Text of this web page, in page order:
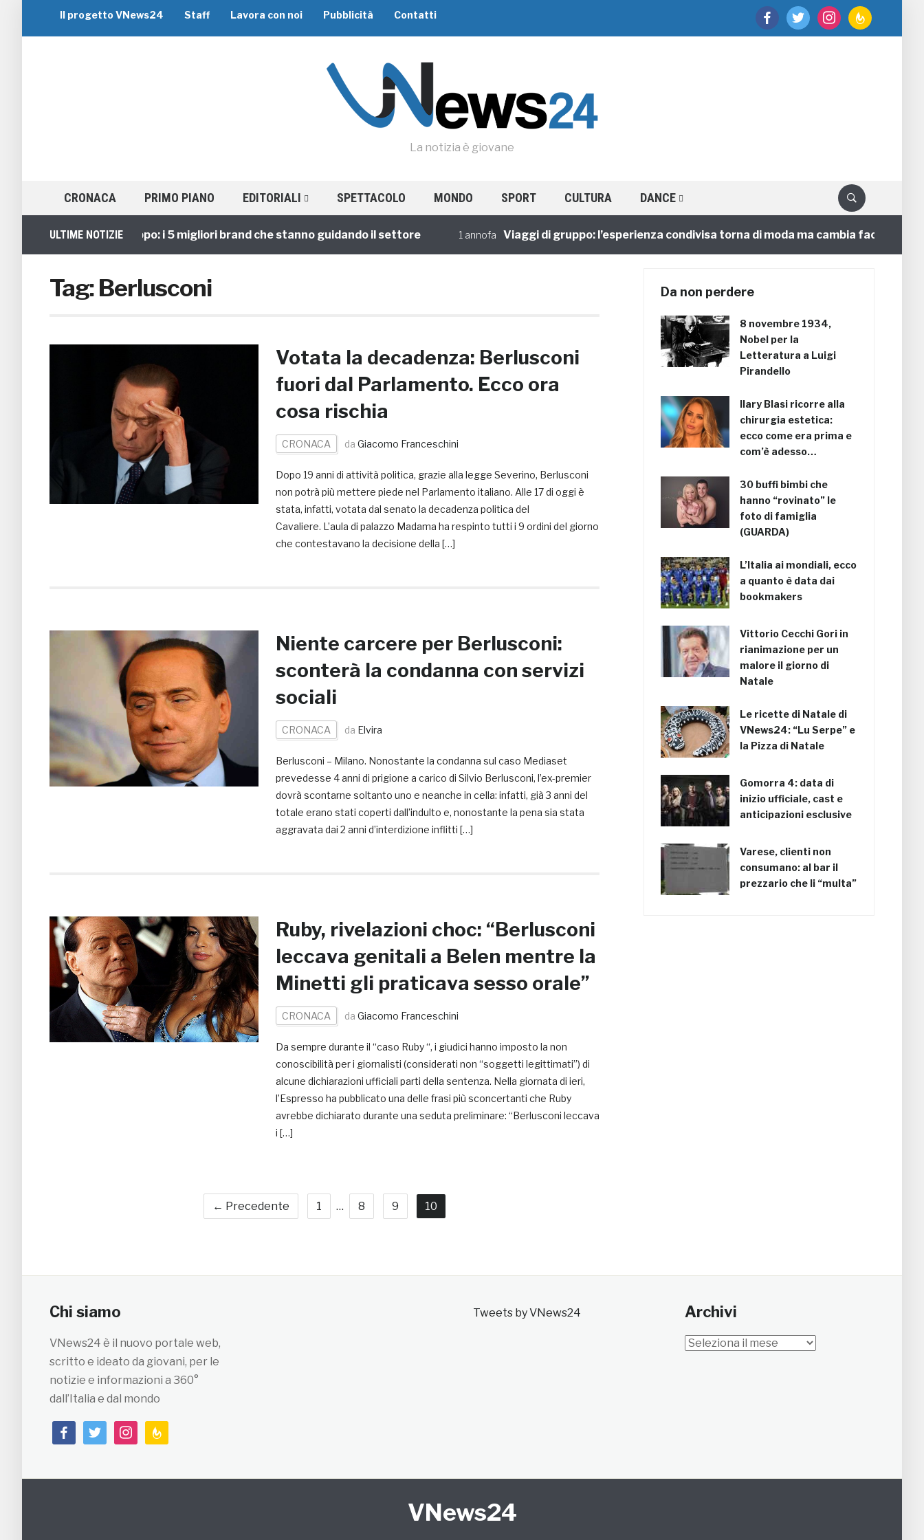
facebooktwitter instagramfeedburner
Il progetto VNews24 Staff Lavora con noi Pubblicità Contatti
La notizia è giovane
CRONACA PRIMO PIANO EDITORIALI SPETTACOLO MONDO SPORT CULTURA DANCE
ULTIME NOTIZIE
Viaggi di Gruppo: i 5 migliori brand che stanno guidando il settore 1 annofa Viaggi di gruppo: l’esperienza condivisa torna di moda ma cambia faccia
Tag:Berlusconi
Votata la decadenza: Berlusconi
fuori dal Parlamento. Ecco ora
cosa rischia
CRONACA da Giacomo Franceschini
Dopo 19 anni di attività politica, grazie alla legge Severino, Berlusconi
non potrà più mettere piede nel Parlamento italiano. Alle 17 di oggi è
stata, infatti, votata dal senato la decadenza politica del
Cavaliere. L’aula di palazzo Madama ha respinto tutti i 9 ordini del giorno
che contestavano la decisione della […]
Niente carcere per Berlusconi:
sconterà la condanna con servizi
sociali
CRONACA da Elvira
Berlusconi – Milano. Nonostante la condanna sul caso Mediaset
prevedesse 4 anni di prigione a carico di Silvio Berlusconi, l’ex-premier
dovrà scontarne soltanto uno e neanche in cella: infatti, già 3 anni del
totale erano stati coperti dall’indulto e, nonostante la pena sia stata
aggravata dai 2 anni d’interdizione inflitti […]
Ruby, rivelazioni choc: “Berlusconi
leccava genitali a Belen mentre la
Minetti gli praticava sesso orale”
CRONACA da Giacomo Franceschini
Da sempre durante il “caso Ruby “, i giudici hanno imposto la non
conoscibilità per i giornalisti (considerati non “soggetti legittimati”) di
alcune dichiarazioni ufficiali parti della sentenza. Nella giornata di ieri,
l’Espresso ha pubblicato una delle frasi più sconcertanti che Ruby
avrebbe dichiarato durante una seduta preliminare: “Berlusconi leccava
i […]
← Precedente 1 … 8 9 10
Da non perdere
8 novembre 1934,
Nobel per la
Letteratura a Luigi
Pirandello
Ilary Blasi ricorre alla
chirurgia estetica:
ecco come era prima e
com’è adesso…
30 buffi bimbi che
hanno “rovinato” le
foto di famiglia
(GUARDA)
L’Italia ai mondiali, ecco
a quanto è data dai
bookmakers
Vittorio Cecchi Gori in
rianimazione per un
malore il giorno di
Natale
Le ricette di Natale di
VNews24: “Lu Serpe” e
la Pizza di Natale
Gomorra 4: data di
inizio ufficiale, cast e
anticipazioni esclusive
Varese, clienti non
consumano: al bar il
prezzario che li “multa”
Chi siamo
VNews24 è il nuovo portale web,
scritto e ideato da giovani, per le
notizie e informazioni a 360°
dall’Italia e dal mondo
facebooktwitterinstagramfeedburner
Tweets by VNews24 Archivi
Archivi
VNews24